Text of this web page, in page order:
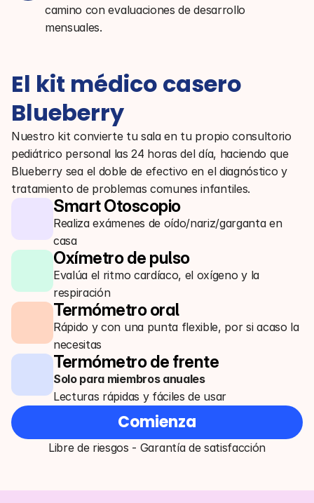
camino con evaluaciones de desarrollo
mensuales.
El kit médico casero
Blueberry
Nuestro kit convierte tu sala en tu propio consultorio
pediátrico personal las 24 horas del día, haciendo que
Blueberry sea el doble de efectivo en el diagnóstico y
tratamiento de problemas comunes infantiles.
Smart Otoscopio
Realiza exámenes de oído/nariz/garganta en
casa
Oxímetro de pulso
Evalúa el ritmo cardíaco, el oxígeno y la
respiración
Termómetro oral
Rápido y con una punta flexible, por si acaso la
necesitas
Termómetro de frente
Solo para miembros anuales
Lecturas rápidas y fáciles de usar
Comienza
Libre de riesgos - Garantía de satisfacción